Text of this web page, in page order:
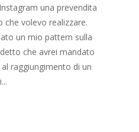
una prevendita
che volevo realizzare.
un mio pattern sulla
che avrei mandato
raggiungimento di un